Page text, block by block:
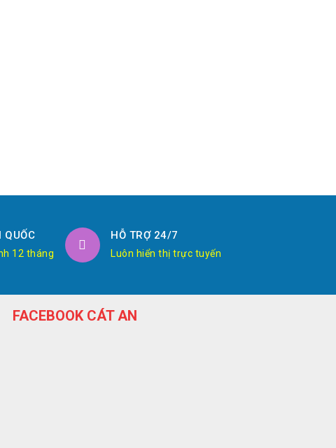
QUỐC
12 tháng
HỖ TRỢ 24/7
Luôn hiển thị trực tuyến
FACEBOOK CÁT AN